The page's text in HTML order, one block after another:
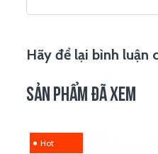
Hãy để lại bình luận
SẢN PHẨM ĐÃ XEM
Hot